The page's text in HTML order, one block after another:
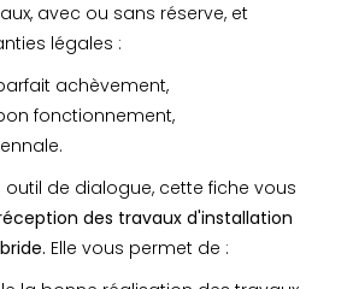
avec ou sans réserve, et
légales :
achèvement,
fonctionnement,
de dialogue, cette fiche vous
des travaux d'installation
Elle vous permet de :